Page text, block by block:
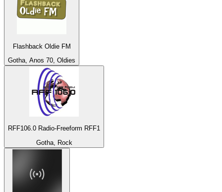
Flashback Oldie FM
Gotha, Anos 70, Oldies
RFF106.0 Radio-Freeform RFF1
Gotha, Rock